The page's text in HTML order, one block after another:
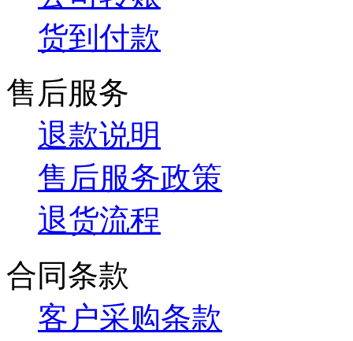
货到付款
售后服务
退款说明
售后服务政策
退货流程
合同条款
客户采购条款